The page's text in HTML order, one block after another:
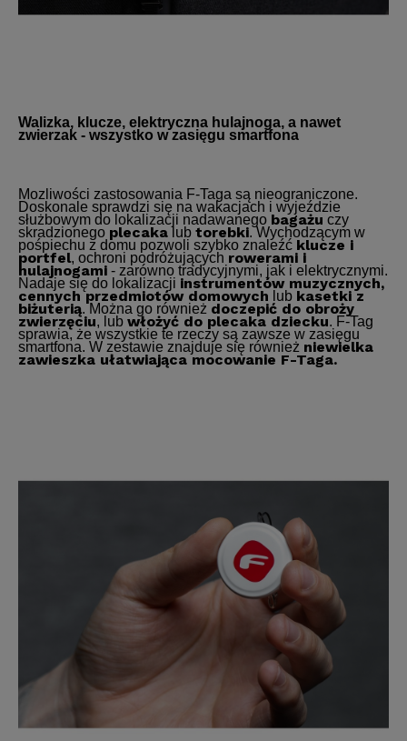
Walizka, klucze, elektryczna hulajnoga, a nawet
zwierzak - wszystko w zasięgu smartfona
Mozliwości zastosowania F-Taga są nieograniczone.
Doskonale sprawdzi się na wakacjach i wyjeździe
służbowym do lokalizacji nadawanego bagażu czy
skradzionego plecakalub torebki. Wychodzącym w
pośpiechu z domu pozwoli szybko znaleźć klucze i
portfel, ochroni podróżujących rowerami i
hulajnogami - zarówno tradycyjnymi, jak i elektrycznymi.
Nadaje się do lokalizacji instrumentów muzycznych,
cennych przedmiotów domowych lub kasetki z
biżuterią. Można go również doczepić do obroży
zwierzęciu, lub włożyć do plecaka dziecku. F-Tag
sprawia, że wszystkie te rzeczy są zawsze w zasięgu
smartfona. W zestawie znajduje się również niewielka
zawieszka ułatwiająca mocowanie F-Taga.